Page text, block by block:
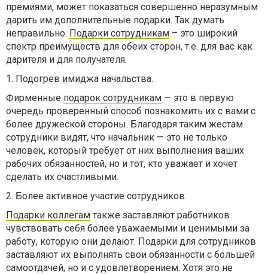
премиями, может показаться совершенно неразумным
дарить им дополнительные подарки. Так думать
неправильно. Подарки сотрудникам – это широкий
спектр преимуществ для обеих сторон, т.е. для вас как
дарителя и для получателя.
1. Подогрев имиджа начальства.
Фирменные подарок сотрудникам — это в первую
очередь проверенный способ познакомить их с вами с
более дружеской стороны. Благодаря таким жестам
сотрудники видят, что начальник — это не только
человек, который требует от них выполнения ваших
рабочих обязанностей, но и тот, кто уважает и хочет
сделать их счастливыми.
2. Более активное участие сотрудников.
Подарки коллегам также заставляют работников
чувствовать себя более уважаемыми и ценимыми за
работу, которую они делают. Подарки для сотрудников
заставляют их выполнять свои обязанности с большей
самоотдачей, но и с удовлетворением. Хотя это не